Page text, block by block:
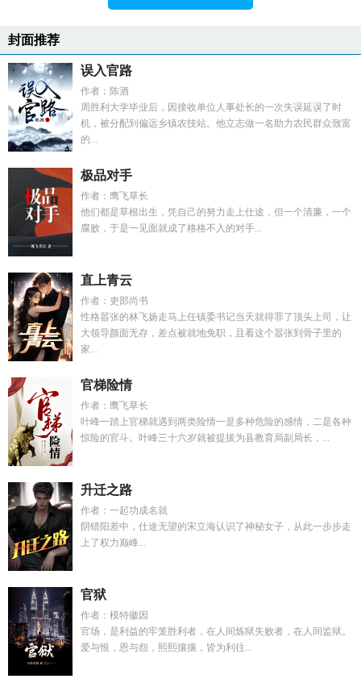
封面推荐
误入官路
作者：陈酒
周胜利大学毕业后，因接收单位人事处长的一次失误延误了时
机，被分配到偏远乡镇农技站。他立志做一名助力农民群众致富
的...
极品对手
作者：鹰飞草长
他们都是草根出生，凭自己的努力走上仕途，但一个清廉，一个
腐败，于是一见面就成了格格不入的对手...
直上青云
作者：吏部尚书
性格嚣张的林飞扬走马上任镇委书记当天就得罪了顶头上司，让
大领导颜面无存，差点被就地免职，且看这个嚣张到骨子里的
家...
官梯险情
作者：鹰飞草长
叶峰一踏上官梯就遇到两类险情一是多种危险的感情，二是各种
惊险的官斗。叶峰三十六岁就被提拔为县教育局副局长，...
升迁之路
作者：一起功成名就
阴错阳差中，仕途无望的宋立海认识了神秘女子，从此一步步走
上了权力巅峰...
官狱
作者：模特徽因
官场，是利益的牢笼胜利者，在人间炼狱失败者，在人间监狱。
爱与恨，恩与怨，熙熙攘攘，皆为利往...